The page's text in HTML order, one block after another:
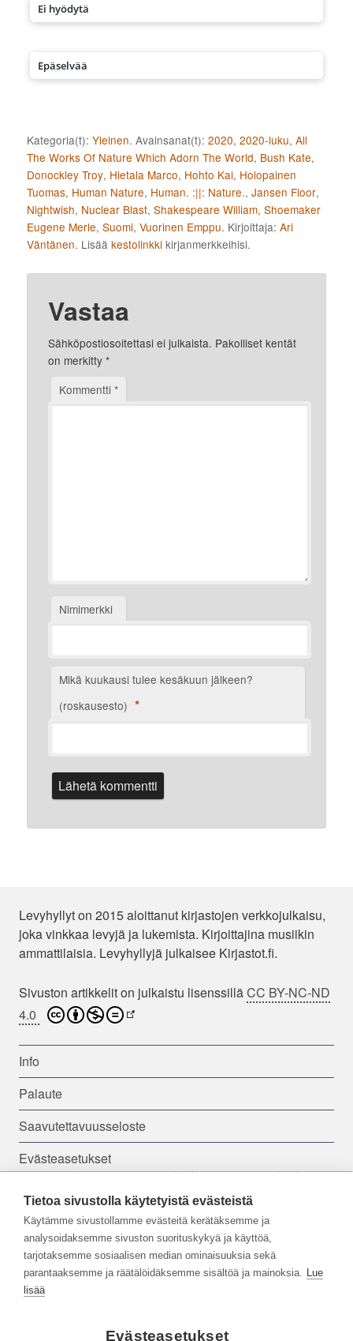
Ei hyödytä
Epäselvää
Kategoria(t):Yleinen. Avainsanat(t):2020,2020-luku,All
The Works Of Nature Which Adorn The World, Bush Kate,
Donockley Troy, Hietala Marco, Hohto Kai, Holopainen
Tuomas, Human Nature, Human. :||: Nature.,Jansen Floor,
Nightwish, Nuclear Blast,Shakespeare William,Shoemaker
Eugene Merle,Suomi,Vuorinen Emppu. Kirjoittaja:Ari
Väntänen. Lisääkestolinkki kirjanmerkkeihisi.
Vastaa
Sähköpostiosoitettasi ei julkaista. Pakolliset kentät
on merkitty*
Kommentti*
Nimimerkki
Mikä kuukausi tulee kesäkuun jälkeen?
(roskausesto) *
Levyhyllyt on 2015 aloittanut kirjastojen verkkojulkaisu,
joka vinkkaa levyjä ja lukemista. Kirjoittajina musiikin
ammattilaisia. Levyhyllyjä julkaisee Kirjastot.fi.
Sivuston artikkelit on julkaistu lisenssilläCC BY-NC-ND
4.0
Info
Palaute
Saavutettavuusseloste
Evästeasetukset
Seuraa meitä:
Tietoa sivustolla käytetyistä evästeistä
Käytämme sivustollamme evästeitä kerätäksemme ja
analysoidaksemme sivuston suorituskykyä ja käyttöä,
tarjotaksemme sosiaalisen median ominaisuuksia sekä
parantaaksemme ja räätälöidäksemme sisältöä ja mainoksia. Lue
lisää
Evästeasetukset